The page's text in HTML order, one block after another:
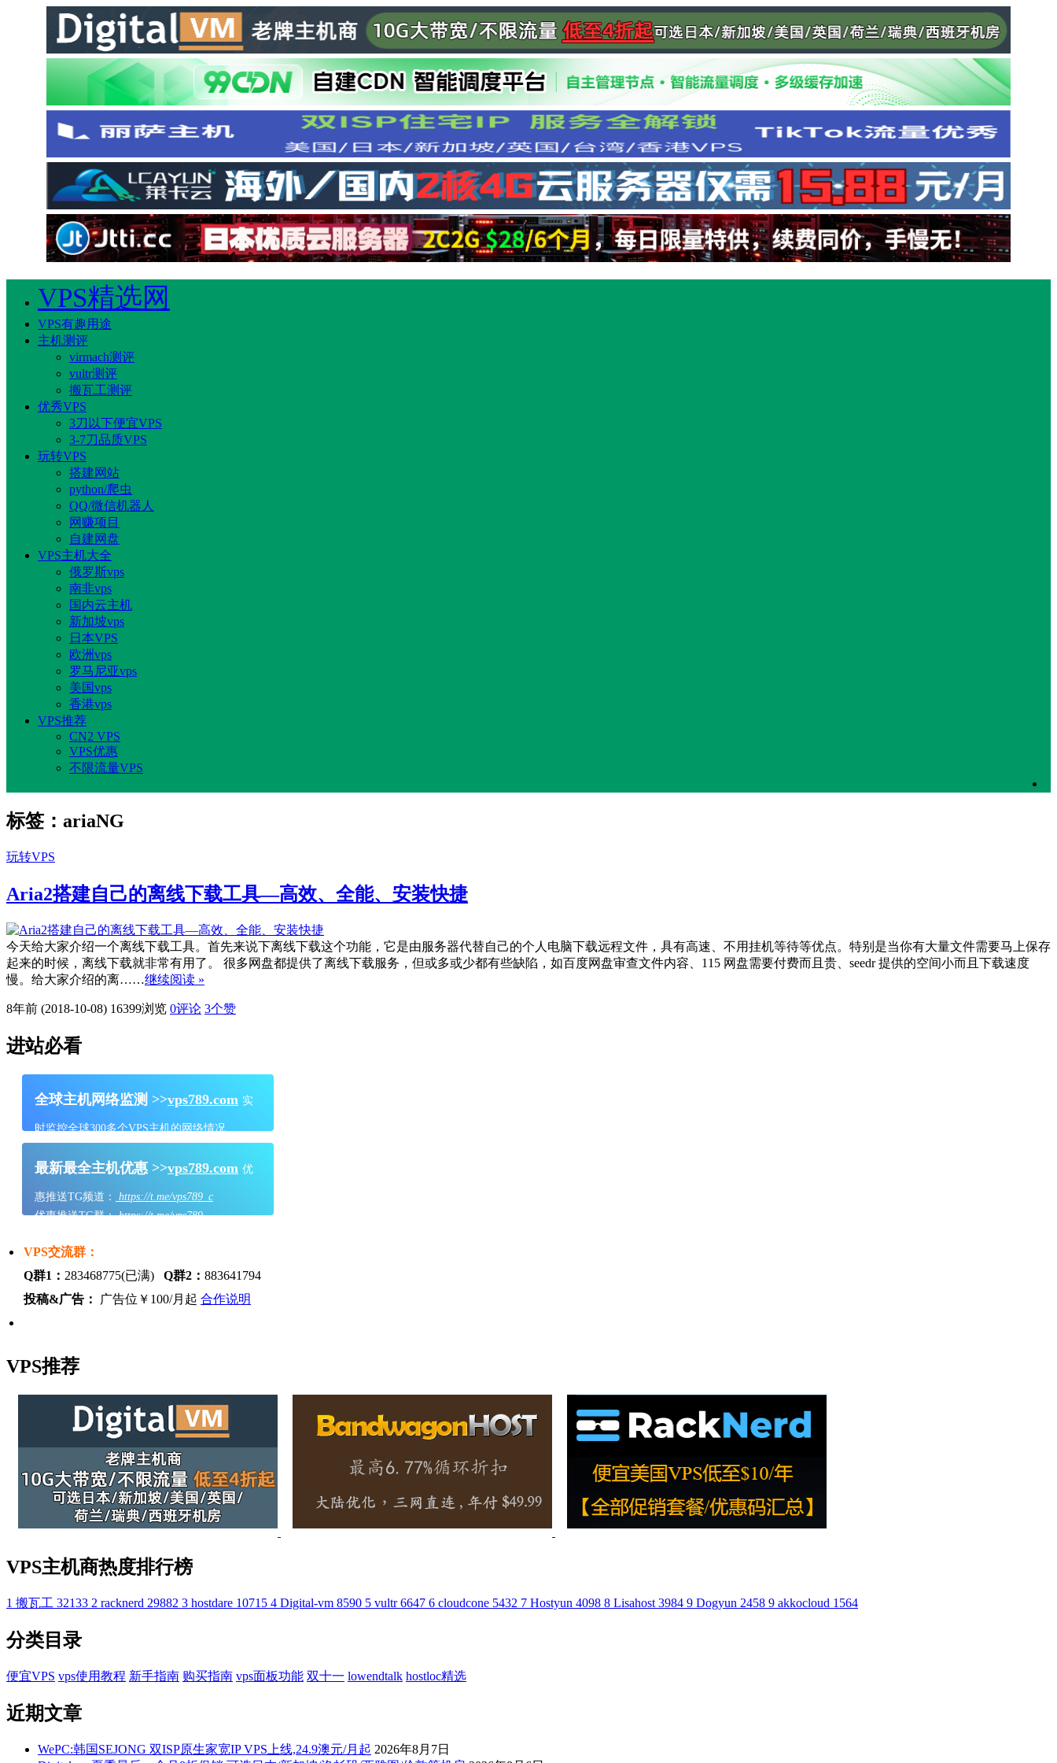
VPS精选网
VPS有趣用途
主机测评
virmach测评
vultr测评
搬瓦工测评
优秀VPS
3刀以下便宜VPS
3-7刀品质VPS
玩转VPS
搭建网站
python/爬虫
QQ/微信机器人
网赚项目
自建网盘
VPS主机大全
俄罗斯vps
南非vps
国内云主机
新加坡vps
日本VPS
欧洲vps
罗马尼亚vps
美国vps
香港vps
VPS推荐
CN2 VPS
VPS优惠
不限流量VPS
标签：ariaNG
玩转VPS
Aria2搭建自己的离线下载工具—高效、全能、安装快捷
今天给大家介绍一个离线下载工具。首先来说下离线下载这个功能，它是由服务器代替自己的个人电脑下载远程文件，具有高速、不用挂机等待等优点。特别是当你有大量文件需要马上保存
起来的时候，离线下载就非常有用了。 很多网盘都提供了离线下载服务，但或多或少都有些缺陷，如百度网盘审查文件内容、115 网盘需要付费而且贵、seedr 提供的空间小而且下载速度
慢。给大家介绍的离……继续阅读 »
8年前 (2018-10-08) 16399浏览 0评论 3个赞
进站必看
全球主机网络监测 >>vps789.com 实
时监控全球300多个VPS主机的网络情况
最新最全主机优惠 >>vps789.com 优
惠推送TG频道：
https://t.me/vps789_c
优惠推送TG群：https://t.me/vps789
VPS交流群：
Q群1： 283468775(已满) Q群2： 883641794
投稿&广告：
广告位￥100/月起 合作说明
VPS推荐
VPS主机商热度排行榜
1 搬瓦工 32133 2 racknerd 29882 3 hostdare 10715 4 Digital-vm 8590 5 vultr 6647 6 cloudcone 5432 7 Hostyun 4098 8 Lisahost 3984 9 Dogyun 2458 9 akkocloud 1564
分类目录
便宜VPS vps使用教程 新手指南 购买指南 vps面板功能 双十一 lowendtalk hostloc精选
近期文章
WePC:韩国SEJONG 双ISP原生家宽IP VPS上线,24.9澳元/月起 2026年8月7日